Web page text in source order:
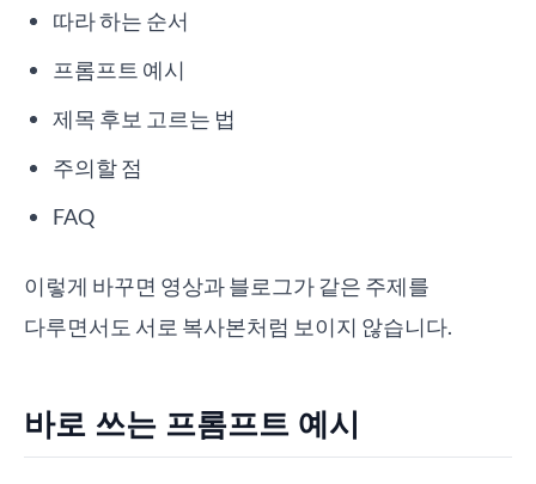
따라 하는 순서
프롬프트 예시
제목 후보 고르는 법
주의할 점
FAQ
이렇게 바꾸면 영상과 블로그가 같은 주제를
다루면서도 서로 복사본처럼 보이지 않습니다.
바로 쓰는 프롬프트 예시